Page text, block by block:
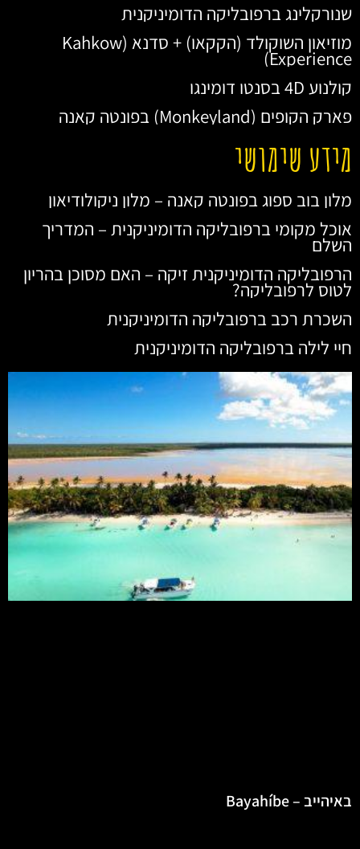
שנורקלינג ברפובליקה הדומיניקנית
מוזיאון השוקולד (הקקאו) + סדנא (Kahkow
Experience)
קולנוע 4D בסנטו דומינגו
פארק הקופים (Monkeyland) בפונטה קאנה
מידע שימושי
מלון בוב ספוג בפונטה קאנה – מלון ניקולודיאון
אוכל מקומי ברפובליקה הדומיניקנית – המדריך
השלם
הרפובליקה הדומיניקנית זיקה – האם מסוכן בהריון
לטוס לרפובליקה?
השכרת רכב ברפובליקה הדומיניקנית
חיי לילה ברפובליקה הדומיניקנית
באיהייב – Bayahíbe